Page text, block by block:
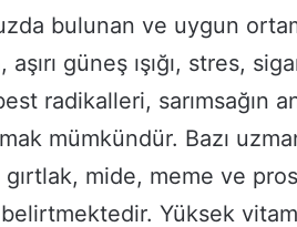
bulunan ve uygun
güneş ışığı, stres,
radikalleri, sarımsağın
mümkündür. Bazı
mide, meme ve
belirtmektedir. Yüksek